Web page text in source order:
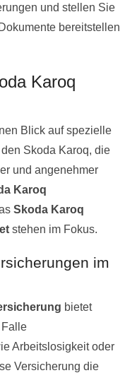
und stellen Sie
bereitstellen
Karoq
Blick auf spezielle
Skoda Karoq, die
und angenehmer
Karoq
Skoda Karoq
stehen im Fokus.
im
bietet
Arbeitslosigkeit oder
Versicherung die